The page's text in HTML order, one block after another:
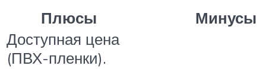
Плюсы
Минусы
Доступная цена
(ПВХ-пленки).